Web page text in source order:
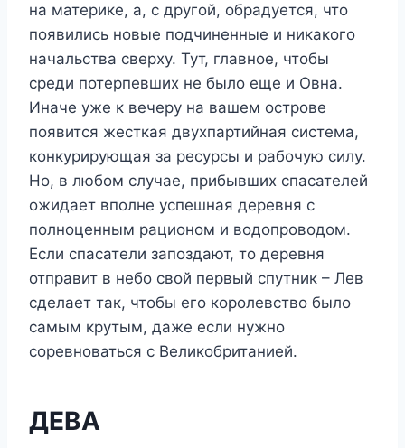
на материке, а, с другой, обрадуется, что
появились новые подчиненные и никакого
начальства сверху. Тут, главное, чтобы
среди потерпевших не было еще и Овна.
Иначе уже к вечеру на вашем острове
появится жесткая двухпартийная система,
конкурирующая за ресурсы и рабочую силу.
Но, в любом случае, прибывших спасателей
ожидает вполне успешная деревня с
полноценным рационом и водопроводом.
Если спасатели запоздают, то деревня
отправит в небо свой первый спутник – Лев
сделает так, чтобы его королевство было
самым крутым, даже если нужно
соревноваться с Великобританией.
ДЕВА